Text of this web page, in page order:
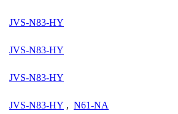
JVS-N83-HY
JVS-N83-HY
JVS-N83-HY
JVS-N83-HY , N61-NA